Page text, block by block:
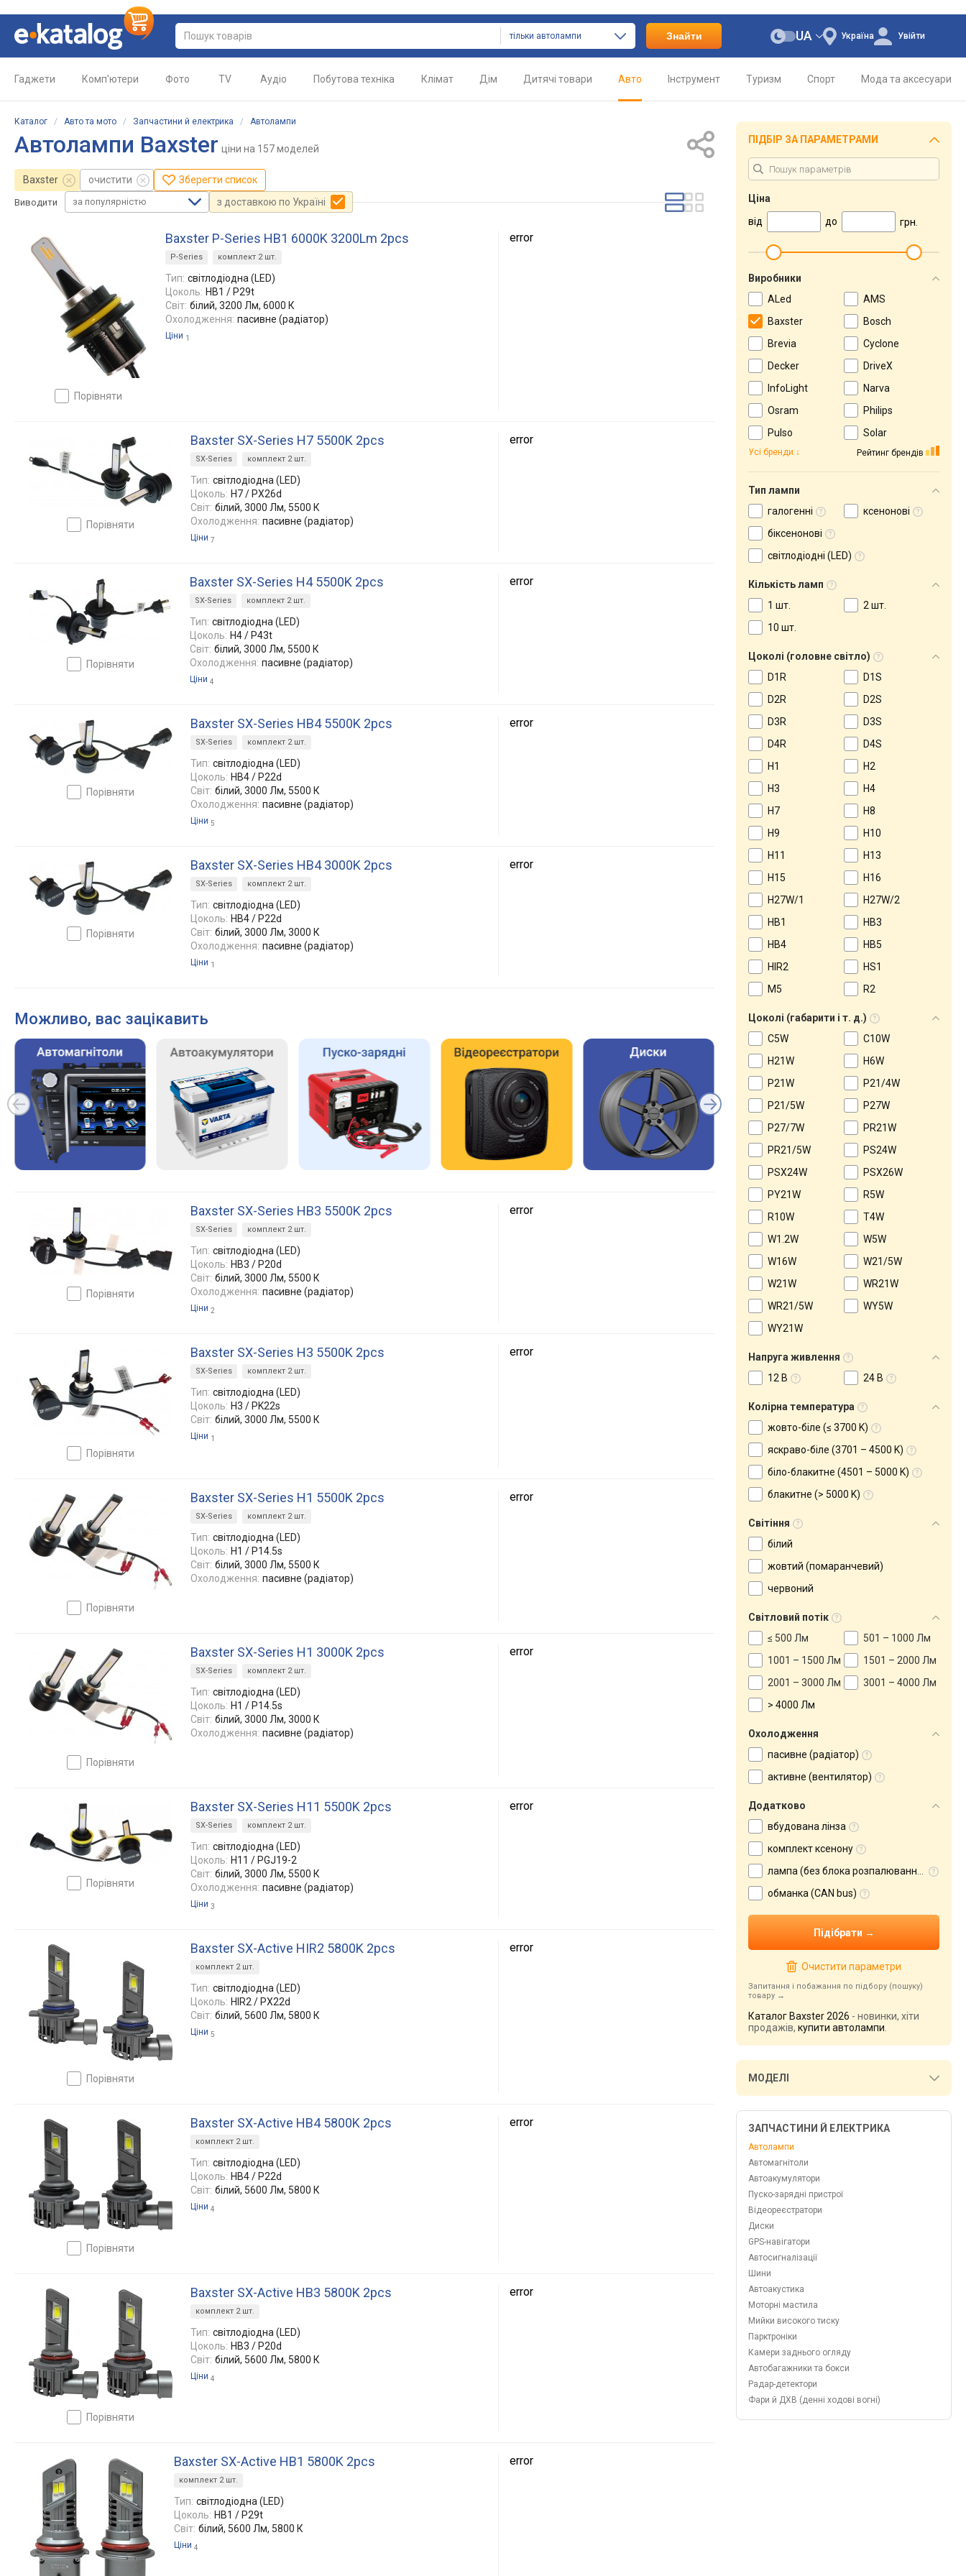
тільки автолампи Знайти Україна
UA Увійти
Гаджети Комп'ютери Фото TV Аудіо Побутова техніка Клімат Дім Дитячі товари Авто Інструмент Туризм Спорт Мода та аксесуари
Каталог / Авто та мото / Запчастини й електрика / Автолампи
Автолампи Baxster ціни на 157 моделей
Baxster очистити Зберегти список
Виводити за популярністю з доставкою по Україні
порівняти
Baxster P-Series HB1 6000K 3200Lm 2pcs
P-Series комплект 2 шт.
Тип: світлодіодна (LED)
Цоколь: HB1 / P29t
Світ: білий, 3200 Лм, 6000 К
Охолодження: пасивне (радіатор)
Ціни 1
error
порівняти
Baxster SX-Series H7 5500K 2pcs
SX-Series комплект 2 шт.
Тип: світлодіодна (LED)
Цоколь: H7 / PX26d
Світ: білий, 3000 Лм, 5500 К
Охолодження: пасивне (радіатор)
Ціни 7
error
порівняти
Baxster SX-Series H4 5500K 2pcs
SX-Series комплект 2 шт.
Тип: світлодіодна (LED)
Цоколь: H4 / P43t
Світ: білий, 3000 Лм, 5500 К
Охолодження: пасивне (радіатор)
Ціни 4
error
порівняти
Baxster SX-Series HB4 5500K 2pcs
SX-Series комплект 2 шт.
Тип: світлодіодна (LED)
Цоколь: HB4 / P22d
Світ: білий, 3000 Лм, 5500 К
Охолодження: пасивне (радіатор)
Ціни 5
error
порівняти
Baxster SX-Series HB4 3000K 2pcs
SX-Series комплект 2 шт.
Тип: світлодіодна (LED)
Цоколь: HB4 / P22d
Світ: білий, 3000 Лм, 3000 К
Охолодження: пасивне (радіатор)
Ціни 1
error
Можливо, вас зацікавить
порівняти
Baxster SX-Series HB3 5500K 2pcs
SX-Series комплект 2 шт.
Тип: світлодіодна (LED)
Цоколь: HB3 / P20d
Світ: білий, 3000 Лм, 5500 К
Охолодження: пасивне (радіатор)
Ціни 2
error
порівняти
Baxster SX-Series H3 5500K 2pcs
SX-Series комплект 2 шт.
Тип: світлодіодна (LED)
Цоколь: H3 / PK22s
Світ: білий, 3000 Лм, 5500 К
Ціни 1
error
порівняти
Baxster SX-Series H1 5500K 2pcs
SX-Series комплект 2 шт.
Тип: світлодіодна (LED)
Цоколь: H1 / P14.5s
Світ: білий, 3000 Лм, 5500 К
Охолодження: пасивне (радіатор)
error
порівняти
Baxster SX-Series H1 3000K 2pcs
SX-Series комплект 2 шт.
Тип: світлодіодна (LED)
Цоколь: H1 / P14.5s
Світ: білий, 3000 Лм, 3000 К
Охолодження: пасивне (радіатор)
error
порівняти
Baxster SX-Series H11 5500K 2pcs
SX-Series комплект 2 шт.
Тип: світлодіодна (LED)
Цоколь: H11 / PGJ19-2
Світ: білий, 3000 Лм, 5500 К
Охолодження: пасивне (радіатор)
Ціни 3
error
порівняти
Baxster SX-Active HIR2 5800K 2pcs
комплект 2 шт.
Тип: світлодіодна (LED)
Цоколь: HIR2 / PX22d
Світ: білий, 5600 Лм, 5800 К
Ціни 5
error
порівняти
Baxster SX-Active HB4 5800K 2pcs
комплект 2 шт.
Тип: світлодіодна (LED)
Цоколь: HB4 / P22d
Світ: білий, 5600 Лм, 5800 К
Ціни 4
error
порівняти
Baxster SX-Active HB3 5800K 2pcs
комплект 2 шт.
Тип: світлодіодна (LED)
Цоколь: HB3 / P20d
Світ: білий, 5600 Лм, 5800 К
Ціни 4
error
Baxster SX-Active HB1 5800K 2pcs
комплект 2 шт.
Тип: світлодіодна (LED)
Цоколь: HB1 / P29t
Світ: білий, 5600 Лм, 5800 К
Ціни 4
error
ПІДБІР ЗА ПАРАМЕТРАМИ
Ціна
від
до грн.
Виробники
ALed
AMS
Baxster
Bosch
Brevia
Cyclone
Decker
DriveX
InfoLight
Narva
Osram
Philips
Pulso
Solar
Рейтинг брендів
Усі бренди
Тип лампи
галогенні
ксенонові
біксенонові
світлодіодні (LED)
Кількість ламп
1 шт.
2 шт.
10 шт.
Цоколі (головне світло)
D1R
D1S
D2R
D2S
D3R
D3S
D4R
D4S
H1
H2
H3
H4
H7
H8
H9
H10
H11
H13
H15
H16
H27W/1
H27W/2
HB1
HB3
HB4
HB5
HIR2
HS1
M5
R2
Цоколі (габарити і т. д.)
C5W
C10W
H21W
H6W
P21W
P21/4W
P21/5W
P27W
P27/7W
PR21W
PR21/5W
PS24W
PSX24W
PSX26W
PY21W
R5W
R10W
T4W
W1.2W
W5W
W16W
W21/5W
W21W
WR21W
WR21/5W
WY5W
WY21W
Напруга живлення
12 В
24 В
Колірна температура
жовто-біле (≤ 3700 K)
яскраво-біле (3701 – 4500 K)
біло-блакитне (4501 – 5000 K)
блакитне (> 5000 K)
Світіння
білий
жовтий (помаранчевий)
червоний
Світловий потік
≤ 500 Лм
501 – 1000 Лм
1001 – 1500 Лм
1501 – 2000 Лм
2001 – 3000 Лм
3001 – 4000 Лм
> 4000 Лм
Охолодження
пасивне (радіатор)
активне (вентилятор)
Додатково
вбудована лінза
комплект ксенону
лампа (без блока розпалювання)
обманка (CAN bus)
Очистити параметри
Запитання і побажання по підбору (пошуку)
товару
Каталог Baxster 2026 - новинки, хіти
продажів, купити автолампи
МОДЕЛІ
ЗАПЧАСТИНИ Й ЕЛЕКТРИКА
Автолампи
Автомагнітоли
Автоакумулятори
Пуско-зарядні пристрої
Відеореєстратори
Диски
GPS-навігатори
Автосигналізації
Шини
Автоакустика
Моторні мастила
Мийки високого тиску
Парктроніки
Камери заднього огляду
Автобагажники та бокси
Радар-детектори
Фари й ДХВ (денні ходові вогні)